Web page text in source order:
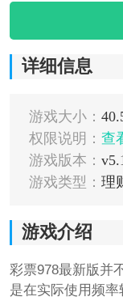
详细信息
游戏大小：
权限说明： 查
游戏版本：
游戏类型： 理
游戏介绍
彩票978最新版并
是在实际使用频